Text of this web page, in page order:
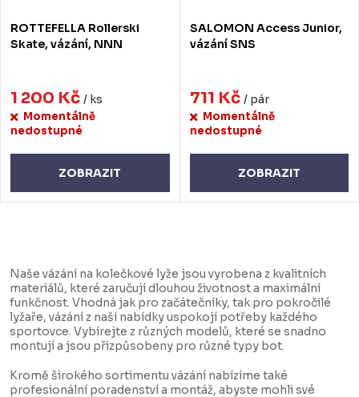
ROTTEFELLA Rollerski
Skate, vázání, NNN
1 200 Kč / ks
Momentálně
nedostupné
ZOBRAZIT
SALOMON Access Junior,
vázání SNS
711 Kč / pár
Momentálně
nedostupné
ZOBRAZIT
v
l
á
d
a
c
Naše vázání na kolečkové lyže jsou vyrobena z kvalitních
materiálů, které zaručují dlouhou životnost a maximální
funkčnost. Vhodná jak pro začátečníky, tak pro pokročilé
lyžaře, vázání z naší nabídky uspokojí potřeby každého
sportovce. Vybírejte z různých modelů, které se snadno
montují a jsou přizpůsobeny pro různé typy bot.
Kromě širokého sortimentu vázání nabízíme také
profesionální poradenství a montáž, abyste mohli své